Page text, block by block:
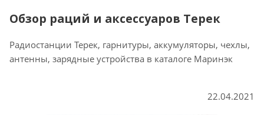
Обзор раций и аксессуаров Терек
Радиостанции Терек, гарнитуры, аккумуляторы, чехлы,
антенны, зарядные устройства в каталоге Маринэк
22.04.2021